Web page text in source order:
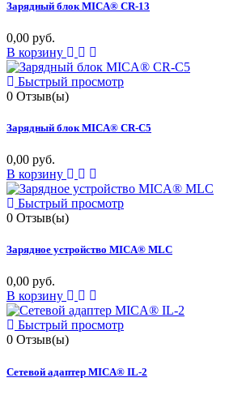
Зарядный блок MICA® CR-13
0,00 руб.
В корзину
Быстрый просмотр
0 Отзыв(ы)
Зарядный блок MICA® CR-C5
0,00 руб.
В корзину
Быстрый просмотр
0 Отзыв(ы)
Зарядное устройство MICA® MLС
0,00 руб.
В корзину
Быстрый просмотр
0 Отзыв(ы)
Сетевой адаптер MICA® IL-2